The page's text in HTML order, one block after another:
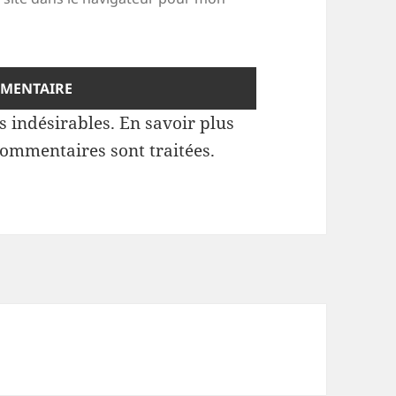
indésirables.En savoir plus
sont traitées.